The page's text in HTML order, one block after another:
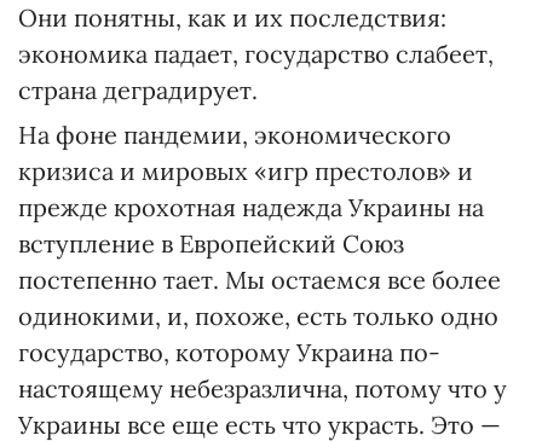
Они понятны, как и их последствия:
экономика падает, государство слабеет,
страна деградирует.
На фоне пандемии, экономического
кризиса и мировых «игр престолов» и
прежде крохотная надежда Украины на
вступление в Европейский Союз
постепенно тает. Мы остаемся все более
одинокими, и, похоже, есть только одно
государство, которому Украина по-
настоящему небезразлична, потому что у
Украины все еще есть что украсть. Это —